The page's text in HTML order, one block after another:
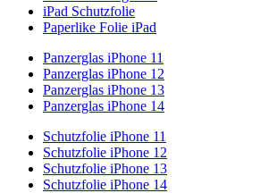
iPad Schutzfolie
Paperlike Folie iPad
Panzerglas iPhone 11
Panzerglas iPhone 12
Panzerglas iPhone 13
Panzerglas iPhone 14
Schutzfolie iPhone 11
Schutzfolie iPhone 12
Schutzfolie iPhone 13
Schutzfolie iPhone 14